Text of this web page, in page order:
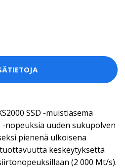
SSD -muistiasema
-nopeuksia uuden sukupolven
pienenä ulkoisena
keskeytyksettä
(2 000 Mt/s).